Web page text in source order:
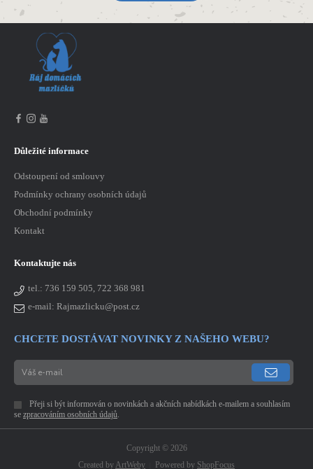
Důležité informace
Odstoupení od smlouvy
Podmínky ochrany osobních údajů
Obchodní podmínky
Kontakt
Kontaktujte nás
tel.: 736 159 505, 722 368 981
e-mail: Rajmazlicku@post.cz
CHCETE DOSTÁVAT NOVINKY Z NAŠEHO WEBU?
Přeji si být informován o novinkách a akčních nabídkách e-mailem a souhlasím
se zpracováním osobních údajů
Copyright © 2026
Created by ArtWeby Powered by ShopFocus